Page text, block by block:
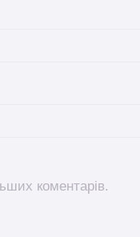
коментарів.